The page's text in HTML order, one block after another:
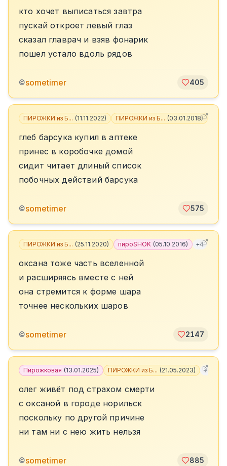
кто хочет выписаться завтра
пускай откроет левый глаз
сказал главрач и взяв фонарик
пошел устало вдоль рядов
©sometimer 405
ПИРОЖКИ из Б... (11.11.2022) ПИРОЖКИ из Б... (03.01.2018)
глеб барсука купил в аптеке
принес в коробочке домой
сидит читает длиный список
побочных действий барсука
©sometimer 575
ПИРОЖКИ из Б... (25.11.2020) пироSHOK (05.10.2016) +4
оксана тоже часть вселенной
и расширяясь вместе с ней
она стремится к форме шара
точнее нескольких шаров
©sometimer 2147
Пирожковая (13.01.2025) ПИРОЖКИ из Б... (21.05.2023) +3
олег живёт под страхом смерти
с оксаной в городе норильск
поскольку по другой причине
ни там ни с нею жить нельзя
©sometimer 885